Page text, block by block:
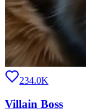
234.0K
Villain Boss